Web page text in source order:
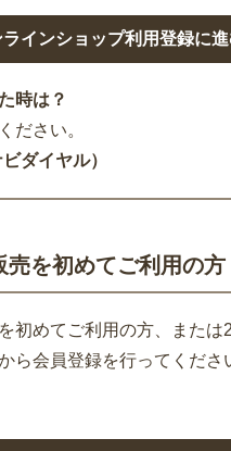
時は？
ださい。
ビダイヤル）
を初めてご利用の方
初めてご利用の方、または
ら会員登録を行ってくださ